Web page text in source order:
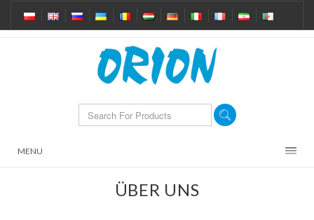
MENU
ÜBER UNS